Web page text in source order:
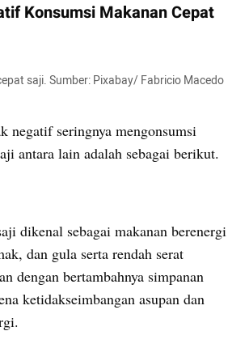
Konsumsi Makanan Cepat
saji. Sumber: Pixabay/ Fabricio Macedo
negatif seringnya mengonsumsi
antara lain adalah sebagai berikut.
dikenal sebagai makanan berenergi
dan gula serta rendah serat
dengan bertambahnya simpanan
ketidakseimbangan asupan dan